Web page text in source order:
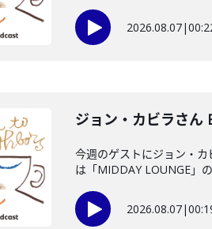
2026.08.07|
ジョン・カビラさん
今週のゲストにジョン・
は「MIDDAY LOUNGE」
2026.08.07|